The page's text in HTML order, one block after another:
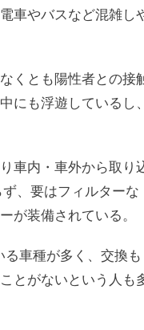
車やバスなど混雑し
くとも陽性者との接
にも浮遊しているし
車内・車外から取り
、要はフィルターな
が装備されている。
車種が多く、交換も
とがないという人も